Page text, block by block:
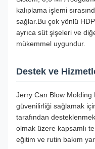
kalıplama işlemi
sağlar.Bu çok yönlü
ayrıca süt şişeleri ve
mükemmel uygundur.
Destek ve
Jerry Can Blow Molding
güvenilirliği sağlamak
tarafından
olmak üzere kapsamlı
eğitim ve rutin bakım